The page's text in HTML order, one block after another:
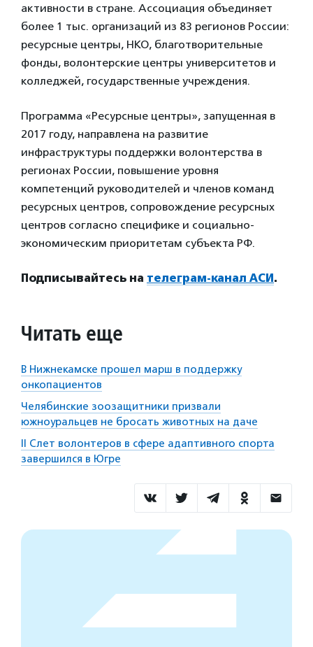
активности в стране. Ассоциация объединяет
более 1 тыс. организаций из 83 регионов России:
ресурсные центры, НКО, благотворительные
фонды, волонтерские центры университетов и
колледжей, государственные учреждения.
Программа «Ресурсные центры», запущенная в
2017 году, направлена на развитие
инфраструктуры поддержки волонтерства в
регионах России, повышение уровня
компетенций руководителей и членов команд
ресурсных центров, сопровождение ресурсных
центров согласно специфике и социально-
экономическим приоритетам субъекта РФ.
Подписывайтесь на телеграм-канал АСИ .
Читать еще
В Нижнекамске прошел марш в поддержку
онкопациентов
Челябинские зоозащитники призвали
южноуральцев не бросать животных на даче
II Слет волонтеров в сфере адаптивного спорта
завершился в Югре